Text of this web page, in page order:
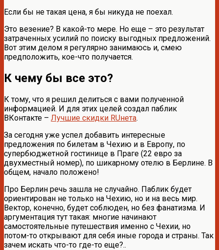
Если бы не такая цена, я бы никуда не поехал.
Это везение? В какой-то мере. Но еще – это результат
затраченных усилий по поиску выгодных предложений.
Вот этим делом я регулярно занимаюсь и, смею
предположить, кое-что получается.
К чему бы все это?
К тому, что я решил делиться с вами полученной
информацией. И для этих целей создал паблик
ВКонтакте – Лучшие скидки RUнета.
За сегодня уже успел добавить интересные
предложения по билетам в Чехию и в Европу, по
супербюджетной гостинице в Праге (22 евро за
двухместный номер), по шикарному отелю в Берлине. В
общем, начало положено!
Про Берлин речь зашла не случайно. Паблик будет
ориентирован не только на Чехию, но и на весь мир.
Вектор, конечно, будет соблюден, но без фанатизма. И
аргументация тут такая: многие начинают
самостоятельные путешествия именно с Чехии, но
потом-то открывают для себя иные города и страны. Так
зачем искать что-то где-то еще?..